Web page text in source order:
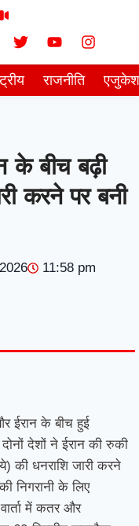
राजनीति
के बीच बढ़ी
करने पर बनी
11:58 pm
ईरान के बीच हुई
देशों ने ईरान की रुकी
की धनराशि जारी करने
निगरानी के लिए
में कतर और